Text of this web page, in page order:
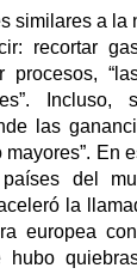
similares a la
recortar
procesos,
las
En
del
la
europea
hubo